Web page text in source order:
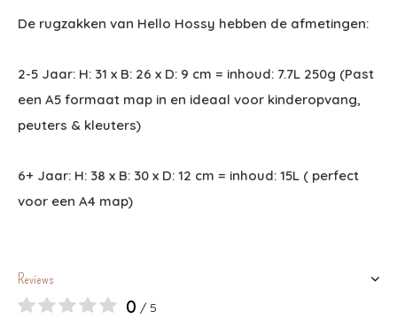
De rugzakken van Hello Hossy hebben de afmetingen:
2-5 Jaar: H: 31 x B: 26 x D: 9 cm = inhoud: 7.7L 250g (Past
een A5 formaat map in en ideaal voor kinderopvang,
peuters & kleuters)
6+ Jaar: H: 38 x B: 30 x D: 12 cm = inhoud: 15L ( perfect
voor een A4 map)
Reviews
0 / 5